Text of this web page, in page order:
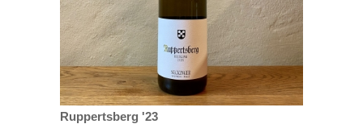
Ruppertsberg '23